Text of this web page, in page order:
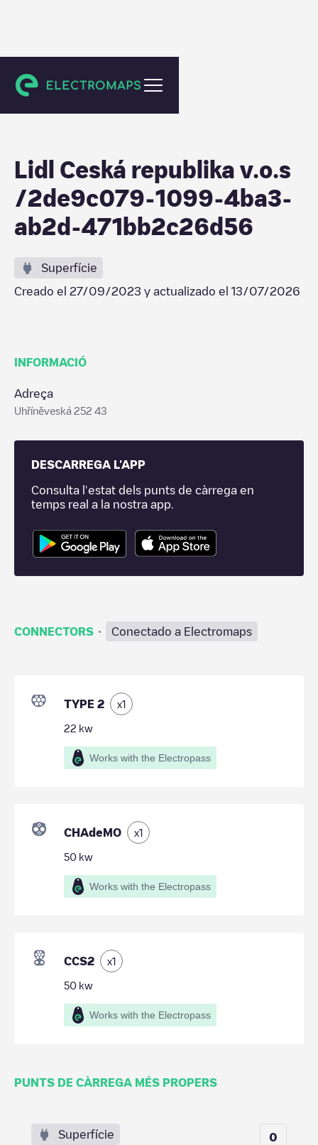
Unknown city (temporary)
Lidl Ceská republika v.o.s
/2de9c079-1099-4ba3-
ab2d-471bb2c26d56
Superfície
Creado el 27/09/2023 y actualizado el 13/07/2026
INFORMACIÓ
Adreça
Uhříněveská 252 43
DESCARREGA L'APP
Consulta l'estat dels punts de càrrega en
temps real a la nostra app.
CONNECTORS · Conectado a Electromaps
TYPE 2 x1
22 kw
Works with the Electropass
CHAdeMO x1
50 kw
Works with the Electropass
CCS2 x1
50 kw
Works with the Electropass
PUNTS DE CÀRREGA MÉS PROPERS
Superfície 0